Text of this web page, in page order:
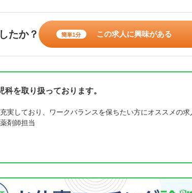
たか？ 簡単1分 この求人に興味がある
を取り扱っております。
実しており、ワークバランスを保ちたい方にオススメの求
剤師担当